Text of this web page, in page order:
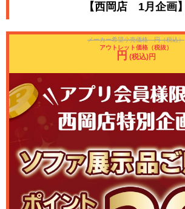
【西岡店 1月企画】
メーカー希望小売価格 円（税込）
アウトレット価格（税抜）
円 (税込)円